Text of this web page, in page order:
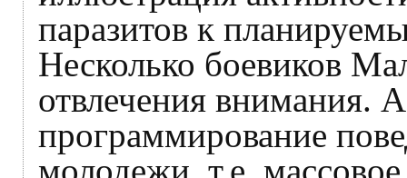
паразитов к
Несколько боевиков
отвлечения внимания.
программирование
молодежи, т.е.